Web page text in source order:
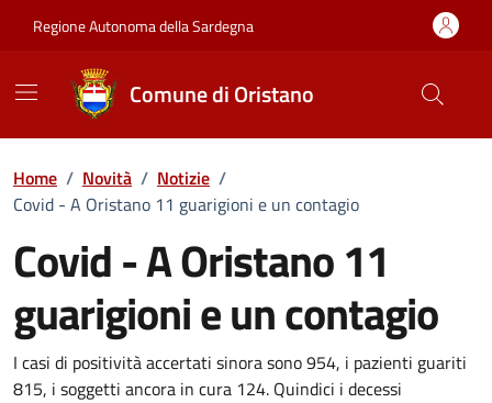
Regione Autonoma della Sardegna
Comune di Oristano
Home / Novità / Notizie /
Covid - A Oristano 11 guarigioni e un contagio
Covid - A Oristano 11
guarigioni e un contagio
Dettagli della notizia
I casi di positività accertati sinora sono 954, i pazienti guariti
815, i soggetti ancora in cura 124. Quindici i decessi